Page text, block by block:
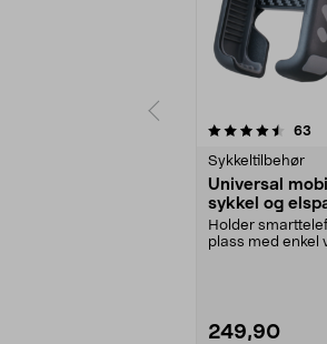
63
Sykkeltilbehør
Universal
sykkel og
Holder
plass med enkel
249,90
5.0 av